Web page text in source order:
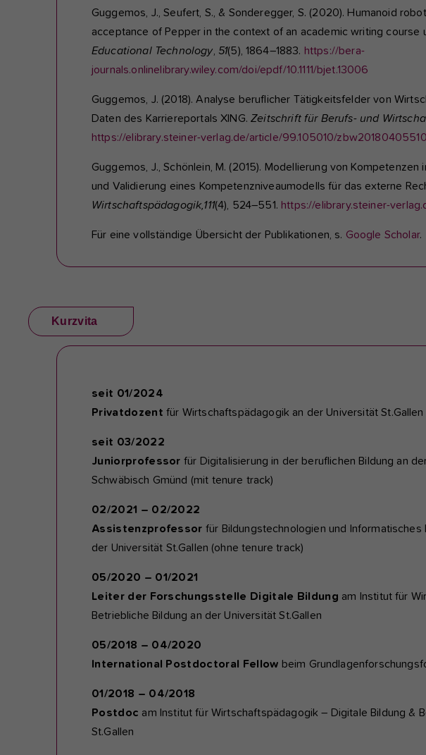
Guggemos, J., Seufert, S., & Sonderegger, S. (2020). Humanoid
acceptance of Pepper in the context of an academic writing course
Educational Technology 51(5), 1864–1883. https://bera-
journals.onlinelibrary.wiley.com/doi/epdf/10.1111/bjet.13006
Guggemos, J. (2018). Analyse beruflicher Tätigkeitsfelder von
Daten des Karriereportals XING. Zeitschrift für Berufs- und
https://elibrary.steiner-verlag.de/article/99.105010/
Guggemos, J., Schönlein, M. (2015). Modellierung von
und Validierung eines Kompetenzniveaumodells für das externe
Wirtschaftspädagogik, 111(4), 524–551. https://elibrary.steiner-
Für eine vollständige Übersicht der Publikationen, s. Google Scholar.
Kurzvita
seit 01/2024
Privatdozentfür Wirtschaftspädagogik an der Universität St.Gallen
seit 03/2022
Juniorprofessor für Digitalisierung in der beruflichen Bildung an
Schwäbisch Gmünd (mit tenure track)
02/2021 – 02/2022
Assistenzprofessor für Bildungstechnologien und
der Universität St.Gallen (ohne tenure track)
05/2020 – 01/2021
Leiter der Forschungsstelle Digitale Bildung am Institut für
Betriebliche Bildung an der Universität St.Gallen
05/2018 – 04/2020
International Postdoctoral Fellow beim
01/2018 – 04/2018
Postdoc am Institut für Wirtschaftspädagogik – Digitale Bildung &
St.Gallen